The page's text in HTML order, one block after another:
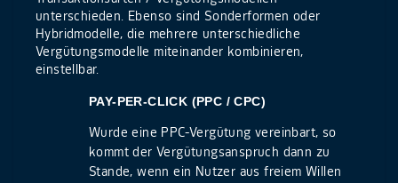
unterschieden. Ebenso sind Sonderformen oder
Hybridmodelle, die mehrere unterschiedliche
Vergütungsmodelle miteinander kombinieren,
einstellbar.
PAY-PER-CLICK (PPC / CPC)
Wurde eine PPC-Vergütung vereinbart, so
kommt der Vergütungsanspruch dann zu
Stande, wenn ein Nutzer aus freiem Willen